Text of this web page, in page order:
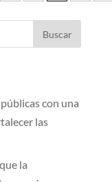
Buscar
con una
las
la